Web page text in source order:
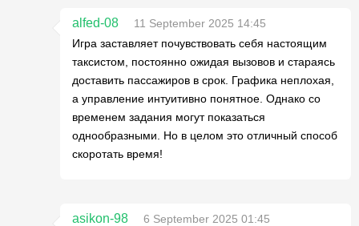
alfed-08
11 September 2025 14:45
Игра заставляет почувствовать себя настоящим
таксистом, постоянно ожидая вызовов и стараясь
доставить пассажиров в срок. Графика неплохая,
а управление интуитивно понятное. Однако со
временем задания могут показаться
однообразными. Но в целом это отличный способ
скоротать время!
asikon-98
6 September 2025 01:45